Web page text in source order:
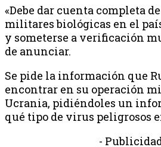
«Debe dar cuenta completa
militares biológicas en el
y someterse a verificación
de anunciar.
Se pide la información que
encontrar en su operación
Ucrania, pidiéndoles un
qué tipo de virus peligrosos
-